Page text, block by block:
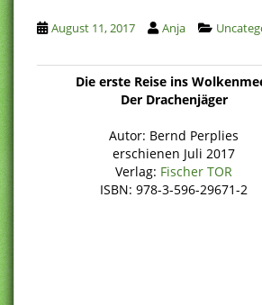
August 11, 2017 Anja
Die erste Reise ins
Der Drachenjäger
Autor: Bernd Perplies
erschienen Juli 2017
Verlag: Fischer TOR
ISBN: 978-3-596-29671-2